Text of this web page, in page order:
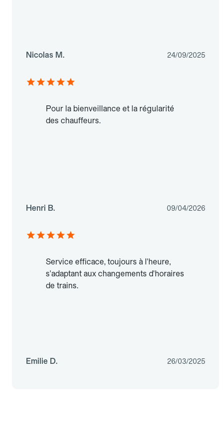
Nicolas M. 24/09/2025
Pour la bienveillance et la régularité
des chauffeurs.
Henri B. 09/04/2026
Service efficace, toujours à l'heure,
s'adaptant aux changements d'horaires
de trains.
Emilie D. 26/03/2025